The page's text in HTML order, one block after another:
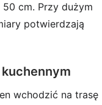
cm. Przy dużym
potwierdzają
wchodzić na trasę